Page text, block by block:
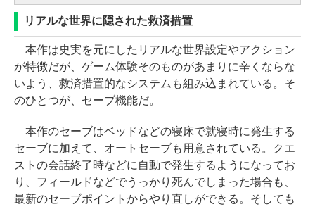
リアルな世界に隠された救済措置
本作は史実を元にしたリアルな世界設定やアクション
が特徴だが、ゲーム体験そのものがあまりに辛くならな
いよう、救済措置的なシステムも組み込まれている。そ
のひとつが、セーブ機能だ。
本作のセーブはベッドなどの寝床で就寝時に発生する
セーブに加えて、オートセーブも用意されている。クエ
ストの会話終了時などに自動で発生するようになってお
り、フィールドなどでうっかり死んでしまった場合も、
最新のセーブポイントからやり直しができる。そしても